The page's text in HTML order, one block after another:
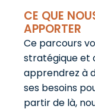
CE QUE
APPORTER
Ce parcours
stratégique et
apprendrez à
ses besoins
partir de là,